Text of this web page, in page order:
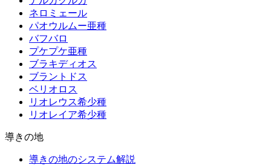
ネロミェール
パオウルムー亜種
バフバロ
プケプケ亜種
ブラキディオス
ブラントドス
ベリオロス
リオレウス希少種
リオレイア希少種
導きの地
導きの地のシステム解説